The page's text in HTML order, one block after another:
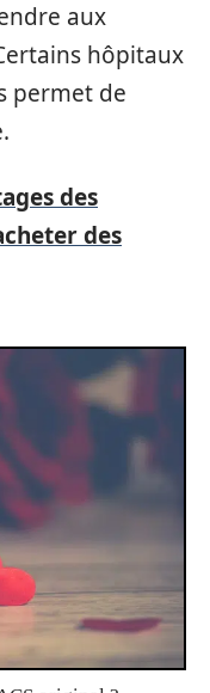
aux
hôpitaux
permet de
des
des